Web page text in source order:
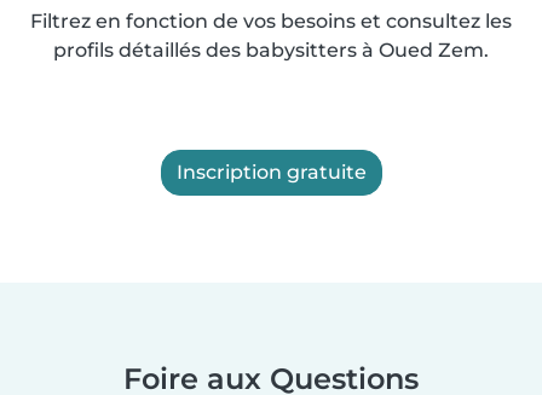
Filtrez en fonction de vos besoins et consultez les
profils détaillés des babysitters à Oued Zem.
Inscription gratuite
Foire aux Questions